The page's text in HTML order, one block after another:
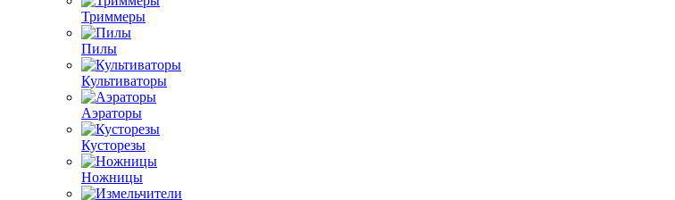
Триммеры
Пилы
Культиваторы
Аэраторы
Кусторезы
Ножницы